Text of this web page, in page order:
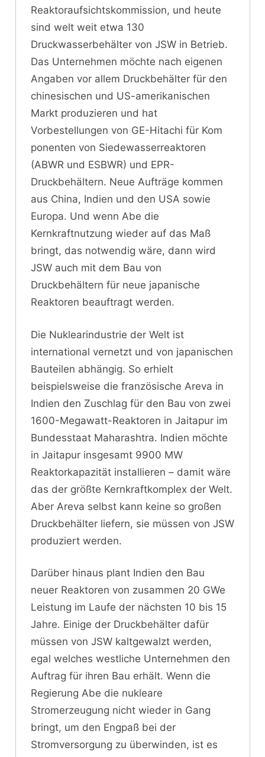
Reaktoraufsichtskommission, und heute
sind welt weit etwa 130
Druckwasserbehälter von JSW in Betrieb.
Das Unternehmen möchte nach eigenen
Angaben vor allem Druckbehälter für den
chinesischen und US-amerikanischen
Markt produzieren und hat
Vorbestellungen von GE-Hitachi für Kom
ponenten von Siedewasserreaktoren
(ABWR und ESBWR) und EPR-
Druckbehältern. Neue Aufträge kommen
aus China, Indien und den USA sowie
Europa. Und wenn Abe die
Kernkraftnutzung wieder auf das Maß
bringt, das notwendig wäre, dann wird
JSW auch mit dem Bau von
Druckbehältern für neue japanische
Reaktoren beauftragt werden.
Die Nuklearindustrie der Welt ist
international vernetzt und von japanischen
Bauteilen abhängig. So erhielt
beispielsweise die französische Areva in
Indien den Zuschlag für den Bau von zwei
1600-Megawatt-Reaktoren in Jaitapur im
Bundesstaat Maharashtra. Indien möchte
in Jaitapur insgesamt 9900 MW
Reaktorkapazität installieren – damit wäre
das der größte Kernkraftkomplex der Welt.
Aber Areva selbst kann keine so großen
Druckbehälter liefern, sie müssen von JSW
produziert werden.
Darüber hinaus plant Indien den Bau
neuer Reaktoren von zusammen 20 GWe
Leistung im Laufe der nächsten 10 bis 15
Jahre. Einige der Druckbehälter dafür
müssen von JSW kaltgewalzt werden,
egal welches westliche Unternehmen den
Auftrag für ihren Bau erhält. Wenn die
Regierung Abe die nukleare
Stromerzeugung nicht wieder in Gang
bringt, um den Engpaß bei der
Stromversorgung zu überwinden, ist es